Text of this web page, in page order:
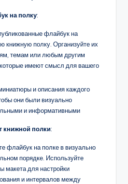
на полку:
флайбук на
книжную полку. Организуйте их
темам или любым другим
имеют смысл для вашего
и описания каждого
они были визуально
и информативными
книжной полки:
флайбук на полке в визуально
порядке. Используйте
макета для настройки
и интервалов между